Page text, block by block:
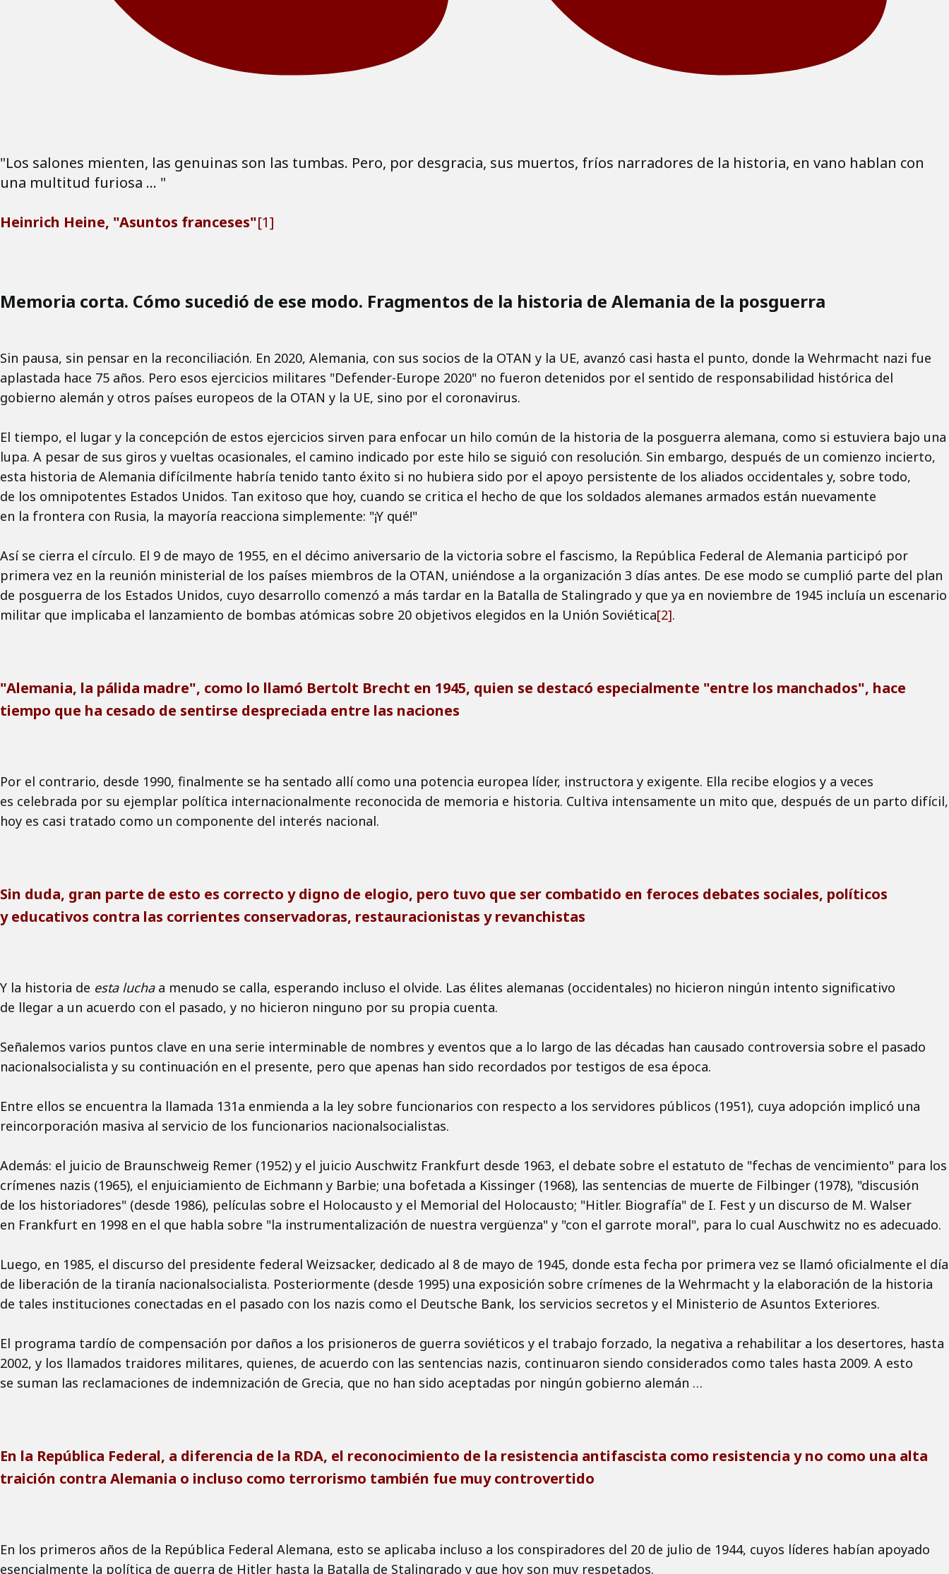
"Los salones mienten, las genuinas son las tumbas. Pero, por desgracia, sus muertos, fríos narradores de la historia, en vano hablan con
una multitud furiosa … "
Heinrich Heine, "Asuntos franceses"[1]
Memoria corta. Cómo sucedió de ese modo. Fragmentos de la historia de Alemania de la posguerra
Sin pausa, sin pensar en la reconciliación. En 2020, Alemania, con sus socios de la OTAN y la UE, avanzó casi hasta el punto, donde la Wehrmacht nazi fue
aplastada hace 75 años. Pero esos ejercicios militares "Defender-Europe 2020" no fueron detenidos por el sentido de responsabilidad histórica del
gobierno alemán y otros países europeos de la OTAN y la UE, sino por el coronavirus.
El tiempo, el lugar y la concepción de estos ejercicios sirven para enfocar un hilo común de la historia de la posguerra alemana, como si estuviera bajo una
lupa. A pesar de sus giros y vueltas ocasionales, el camino indicado por este hilo se siguió con resolución. Sin embargo, después de un comienzo incierto,
esta historia de Alemania difícilmente habría tenido tanto éxito si no hubiera sido por el apoyo persistente de los aliados occidentales y, sobre todo,
de los omnipotentes Estados Unidos. Tan exitoso que hoy, cuando se critica el hecho de que los soldados alemanes armados están nuevamente
en la frontera con Rusia, la mayoría reacciona simplemente: "¡Y qué!"
Así se cierra el círculo. El 9 de mayo de 1955, en el décimo aniversario de la victoria sobre el fascismo, la República Federal de Alemania participó por
primera vez en la reunión ministerial de los países miembros de la OTAN, uniéndose a la organización 3 días antes. De ese modo se cumplió parte del plan
de posguerra de los Estados Unidos, cuyo desarrollo comenzó a más tardar en la Batalla de Stalingrado y que ya en noviembre de 1945 incluía un escenario
militar que implicaba el lanzamiento de bombas atómicas sobre 20 objetivos elegidos en la Unión Soviética[2].
"Alemania, la pálida madre", como lo llamó Bertolt Brecht en 1945, quien se destacó especialmente "entre los manchados", hace
tiempo que ha cesado de sentirse despreciada entre las naciones
Por el contrario, desde 1990, finalmente se ha sentado allí como una potencia europea líder, instructora y exigente. Ella recibe elogios y a veces
es celebrada por su ejemplar política internacionalmente reconocida de memoria e historia. Cultiva intensamente un mito que, después de un parto difícil,
hoy es casi tratado como un componente del interés nacional.
Sin duda, gran parte de esto es correcto y digno de elogio, pero tuvo que ser combatido en feroces debates sociales, políticos
y educativos contra las corrientes conservadoras, restauracionistas y revanchistas
Y la historia de esta luchaa menudo se calla, esperando incluso el olvide. Las élites alemanas (occidentales) no hicieron ningún intento significativo
de llegar a un acuerdo con el pasado, y no hicieron ninguno por su propia cuenta.
Señalemos varios puntos clave en una serie interminable de nombres y eventos que a lo largo de las décadas han causado controversia sobre el pasado
nacionalsocialista y su continuación en el presente, pero que apenas han sido recordados por testigos de esa época.
Entre ellos se encuentra la llamada 131a enmienda a la ley sobre funcionarios con respecto a los servidores públicos (1951), cuya adopción implicó una
reincorporación masiva al servicio de los funcionarios nacionalsocialistas.
Además: el juicio de Braunschweig Remer (1952) y el juicio Auschwitz Frankfurt desde 1963, el debate sobre el estatuto de "fechas de vencimiento" para los
crímenes nazis (1965), el enjuiciamiento de Eichmann y Barbie; una bofetada a Kissinger (1968), las sentencias de muerte de Filbinger (1978), "discusión
de los historiadores" (desde 1986), películas sobre el Holocausto y el Memorial del Holocausto; "Hitler. Biografía" de I. Fest y un discurso de M. Walser
en Frankfurt en 1998 en el que habla sobre "la instrumentalización de nuestra vergüenza" y "con el garrote moral", para lo cual Auschwitz no es adecuado.
Luego, en 1985, el discurso del presidente federal Weizsacker, dedicado al 8 de mayo de 1945, donde esta fecha por primera vez se llamó oficialmente el día
de liberación de la tiranía nacionalsocialista. Posteriormente (desde 1995) una exposición sobre crímenes de la Wehrmacht y la elaboración de la historia
de tales instituciones conectadas en el pasado con los nazis como el Deutsche Bank, los servicios secretos y el Ministerio de Asuntos Exteriores.
El programa tardío de compensación por daños a los prisioneros de guerra soviéticos y el trabajo forzado, la negativa a rehabilitar a los desertores, hasta
2002, y los llamados traidores militares, quienes, de acuerdo con las sentencias nazis, continuaron siendo considerados como tales hasta 2009. A esto
se suman las reclamaciones de indemnización de Grecia, que no han sido aceptadas por ningún gobierno alemán …
En la República Federal, a diferencia de la RDA, el reconocimiento de la resistencia antifascista como resistencia y no como una alta
traición contra Alemania o incluso como terrorismo también fue muy controvertido
En los primeros años de la República Federal Alemana, esto se aplicaba incluso a los conspiradores del 20 de julio de 1944, cuyos líderes habían apoyado
esencialmente la política de guerra de Hitler hasta la Batalla de Stalingrado y que hoy son muy respetados.